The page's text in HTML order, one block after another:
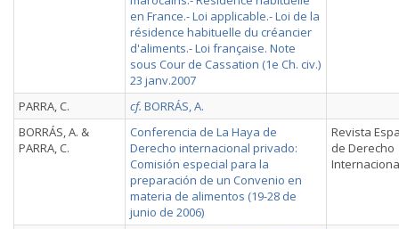
en France.- Loi applicable.- Loi de la
résidence habituelle du créancier
d'aliments.- Loi française. Note
sous Cour de Cassation (1e Ch. civ.)
23 janv.2007
PARRA, C. cf. BORRÁS, A.
BORRÁS, A. &
PARRA, C.
Conferencia de La Haya de
Derecho internacional privado:
Comisión especial para la
preparación de un Convenio en
materia de alimentos (19-28 de
junio de 2006)
Revista
de Derecho